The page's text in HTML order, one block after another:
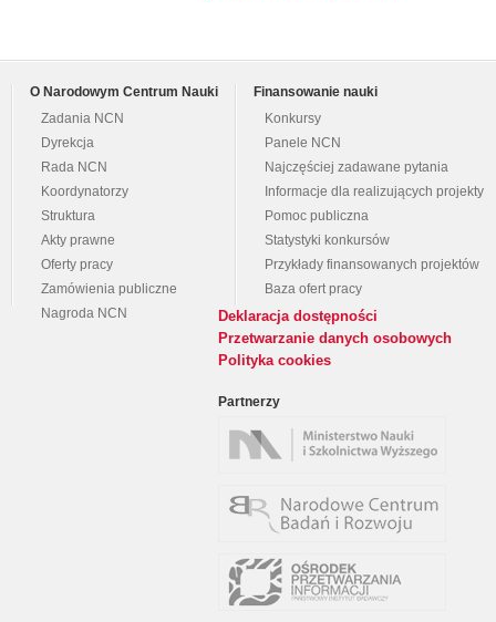
O Narodowym Centrum Nauki
Zadania NCN
Dyrekcja
Rada NCN
Koordynatorzy
Struktura
Akty prawne
Oferty pracy
Zamówienia publiczne
Nagroda NCN
Finansowanie nauki
Konkursy
Panele NCN
Najczęściej zadawane pytania
Informacje dla realizujących projekty
Pomoc publiczna
Statystyki konkursów
Przykłady finansowanych projektów
Baza ofert pracy
Deklaracja dostępności
Przetwarzanie danych osobowych
Polityka cookies
Partnerzy